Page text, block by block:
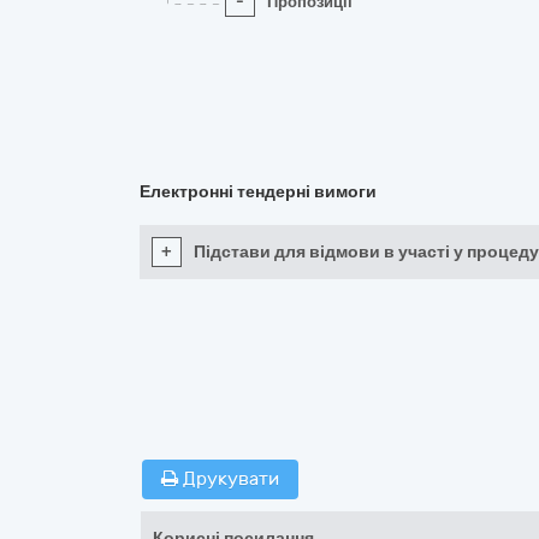
Електронні тендерні вимоги
+ Підстави для відмови в участі у
Друкувати